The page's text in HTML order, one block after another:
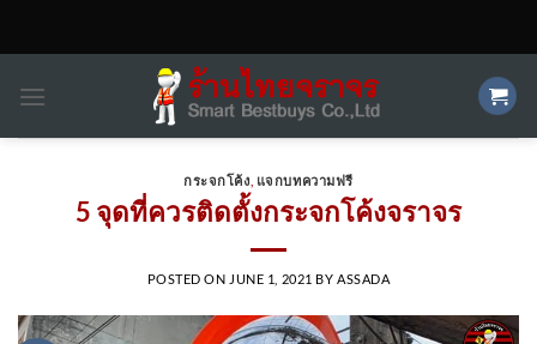
กระจกโค้ง แจกบทความฟรี
5 จุดที่ควรติดตั้งกระจกโค้งจราจร
POSTED ON JUNE 1, 2021 BY ASSADA